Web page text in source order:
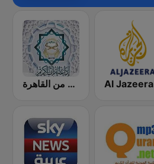
إذاعة القرآن الكريم من القاهرة